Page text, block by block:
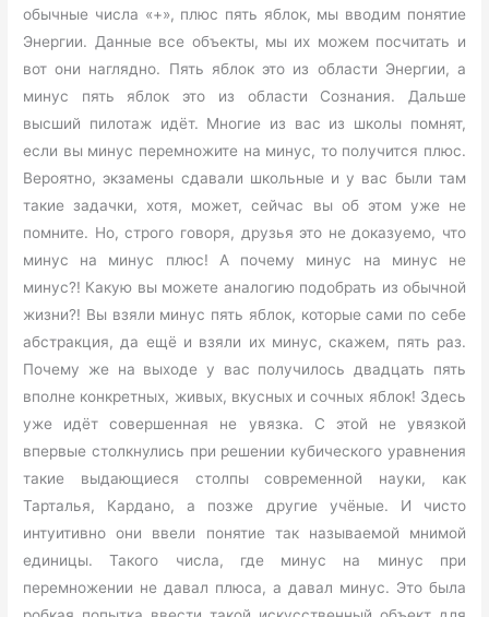
обычные числа «+», плюс пять яблок, мы вводим понятие
Энергии. Данные все объекты, мы их можем посчитать и
вот они наглядно. Пять яблок это из области Энергии, а
минус пять яблок это из области Сознания. Дальше
высший пилотаж идёт. Многие из вас из школы помнят,
если вы минус перемножите на минус, то получится плюс.
Вероятно, экзамены сдавали школьные и у вас были там
такие задачки, хотя, может, сейчас вы об этом уже не
помните. Но, строго говоря, друзья это не доказуемо, что
минус на минус плюс! А почему минус на минус не
минус?! Какую вы можете аналогию подобрать из обычной
жизни?! Вы взяли минус пять яблок, которые сами по себе
абстракция, да ещё и взяли их минус, скажем, пять раз.
Почему же на выходе у вас получилось двадцать пять
вполне конкретных, живых, вкусных и сочных яблок! Здесь
уже идёт совершенная не увязка. С этой не увязкой
впервые столкнулись при решении кубического уравнения
такие выдающиеся столпы современной науки, как
Тарталья, Кардано, а позже другие учёные. И чисто
интуитивно они ввели понятие так называемой мнимой
единицы. Такого числа, где минус на минус при
перемножении не давал плюса, а давал минус. Это была